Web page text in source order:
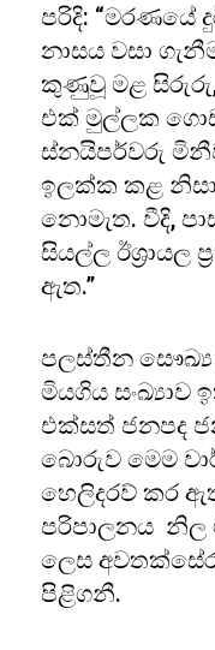
පරිදි: “මරණයේ
නාසය වසා
කුණුවූ මළ
එක් මුල්ලක
ස්නයිපර්වරු
ඉලක්ක කළ
නොමැත. වීදි,
සියල්ල ඊශ්‍රායල
ඇත.”
පලස්තීන සෞඛ්‍ය
මියගිය සංඛ්‍යාව
එක්සත් ජනපද
බොරුව මෙම
හෙලිදරව් කර
පරිපාලනය නිල
ලෙස
පිළිගනී.